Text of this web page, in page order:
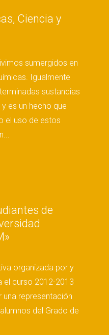
Ciencia y
sumergidos en
Igualmente
sustancias
es un hecho que
el uso de estos
de
organizada por y
el curso 2012-2013
representación
del Grado de